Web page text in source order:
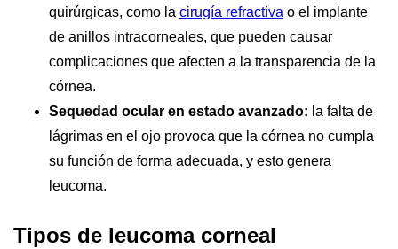
quirúrgicas, como la cirugía refractiva o el implante
de anillos intracorneales, que pueden causar
complicaciones que afecten a la transparencia de la
córnea.
Sequedad ocular en estado avanzado: la falta de
lágrimas en el ojo provoca que la córnea no cumpla
su función de forma adecuada, y esto genera
leucoma.
Tipos de leucoma corneal